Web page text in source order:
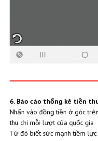
6. Báo cáo thống kê tiền
Nhấn vào đồng tiền ở góc
thu chi mỗi lượt của quốc gia
Từ đó biết sức mạnh tiềm